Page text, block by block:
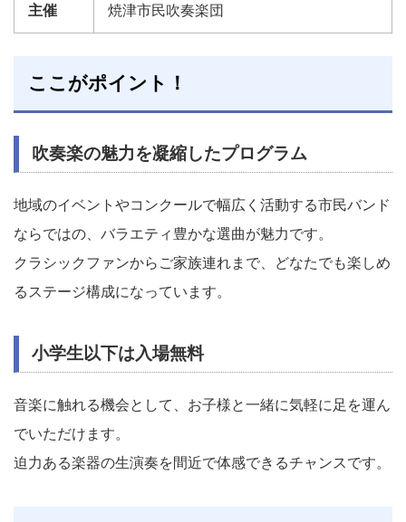
主催 焼津市民吹奏楽団
ここがポイント！
吹奏楽の魅力を凝縮したプログラム
地域のイベントやコンクールで幅広く活動する市民バンド
ならではの、バラエティ豊かな選曲が魅力です。
クラシックファンからご家族連れまで、どなたでも楽しめ
るステージ構成になっています。
小学生以下は入場無料
音楽に触れる機会として、お子様と一緒に気軽に足を運ん
でいただけます。
迫力ある楽器の生演奏を間近で体感できるチャンスです。